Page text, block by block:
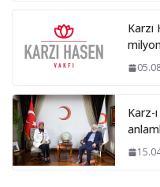
Karzı
Karz-